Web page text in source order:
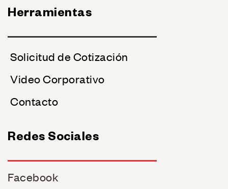
Herramientas
Solicitud de Cotización
Video Corporativo
Contacto
Redes Sociales
Facebook